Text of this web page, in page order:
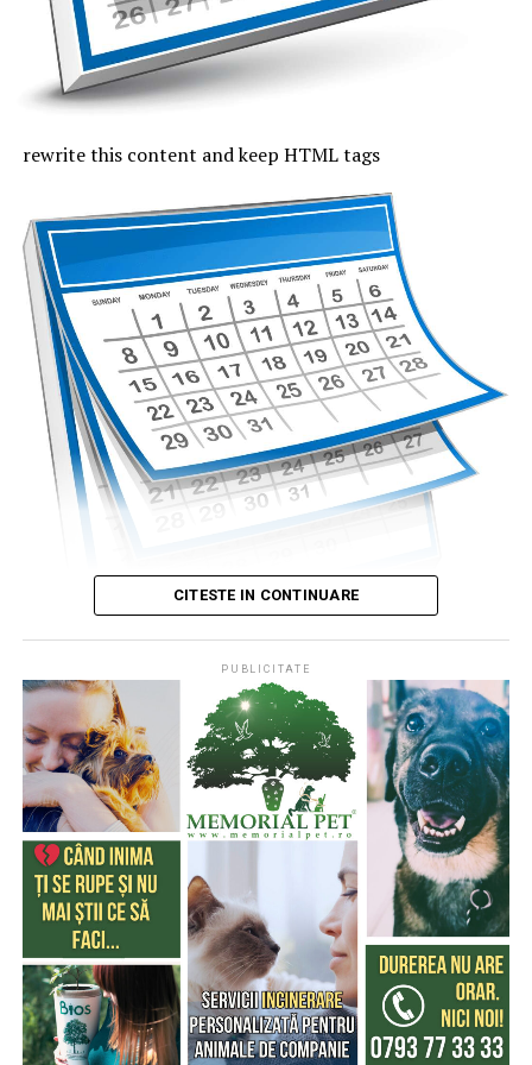
indicele temperatură-umezeală va depăși pe arii extinse
pragul critic de 80 de unități, iar temperaturile maxime
se vor încadra între 33 și 37 de grade, mai coborâte pe
litoral, unde vor fi 30 de grade. Noaptea, valorile termice
mult moderat și după-amiază vor fi posibile averse slabe.
Vineri, valorile termice nu mai trec de pragul caniculei,
la malul mării vor fi 33 de grade și minimele nocturne se
mențin între 19 și 24 de grade. Cerul va avea înnorări
temporare după-amiaza, când local vor fi averse slabe,
însoțite de fenomene electrice și intensificări de vânt.
rewrite this content and keep HTML tags
Publicat deCodrin RAITA,
4 august 2026, 05:00
S-a întâmplat într-o zi de 4 august
* Cu 333 de ani în urmă (1693), la această dată, monahul
francez, Dom Pérignon, degusta spuma unei băuturi
produse de el din vinul foarte acid de Champagne (o
regiune din nordul Franţei), băutură care a devenit
extrem de cunoscută şi i-a purtat numele
* Acum 322 de ani (1704) englezii au cucerit Gibraltarul,
în timpul Războiului Spaniol de Succesiune (Tratatul de
la Utrecht le-a recunoscut posesiunea, în anul 1713).
CITESTE IN CONTINUARE
PUBLICITATE